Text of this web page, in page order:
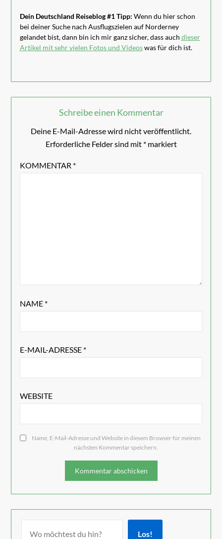
Dein Deutschland Reiseblog #1 Tipp: Wenn du hier schon
bei deiner Suche nach Ausflugszielen auf Norderney
gelandet bist, dann bin ich mir ganz sicher, dass auch dieser
Artikel mit sehr vielen Fotos und Videoswas für dich ist.
Schreibe einen Kommentar
Deine E-Mail-Adresse wird nicht veröffentlicht.
Erforderliche Felder sind mit *markiert
KOMMENTAR *
NAME *
E-MAIL-ADRESSE *
WEBSITE
Name, E-Mail-Adresse und Website in diesem Browser für meinen
nächsten Kommentar speichern.
Los!